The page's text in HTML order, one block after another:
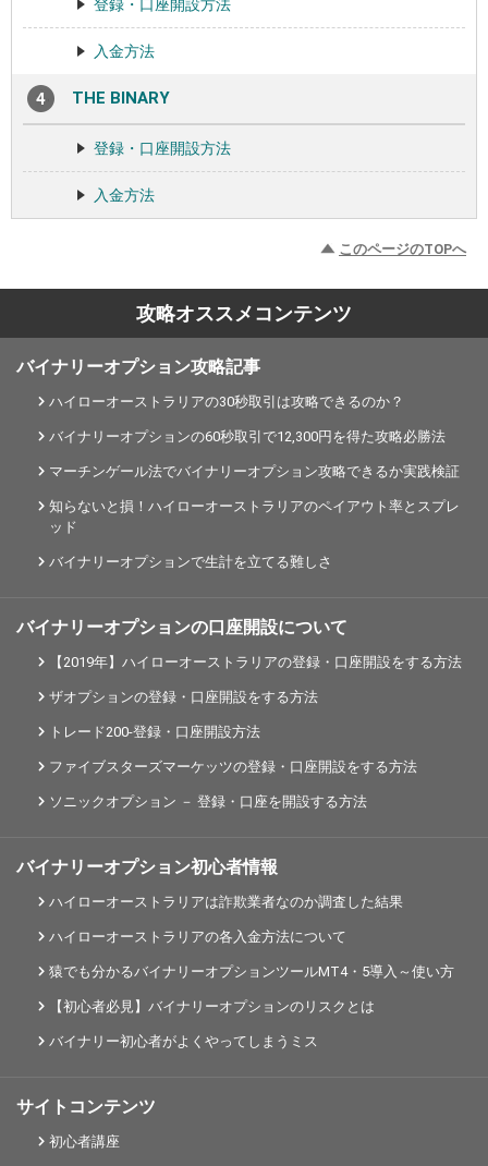
登録・口座開設方法
入金方法
THE BINARY
登録・口座開設方法
入金方法
このページのTOPへ
攻略オススメコンテンツ
バイナリーオプション攻略記事
ハイローオーストラリアの30秒取引は攻略できるのか？
バイナリーオプションの60秒取引で12,300円を得た攻略必勝法
マーチンゲール法でバイナリーオプション攻略できるか実践検証
知らないと損！ハイローオーストラリアのペイアウト率とスプレ
ッド
バイナリーオプションで生計を立てる難しさ
バイナリーオプションの口座開設について
【2019年】ハイローオーストラリアの登録・口座開設をする方法
ザオプションの登録・口座開設をする方法
トレード200-登録・口座開設方法
ファイブスターズマーケッツの登録・口座開設をする方法
ソニックオプション － 登録・口座を開設する方法
バイナリーオプション初心者情報
ハイローオーストラリアは詐欺業者なのか調査した結果
ハイローオーストラリアの各入金方法について
猿でも分かるバイナリーオプションツールMT4・5導入～使い方
【初心者必見】バイナリーオプションのリスクとは
バイナリー初心者がよくやってしまうミス
サイトコンテンツ
初心者講座